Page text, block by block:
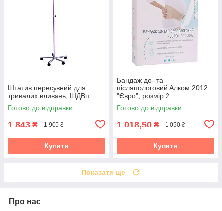
Штатив пересувний для
тривалих вливань, ШДВп
Готово до відправки
1 843 ₴ 1 900 ₴
Купити
Бандаж до- та
післяпологовий Алком 2012
"Євро", розмір 2
Готово до відправки
1 018,50 ₴ 1 050 ₴
Купити
Показати ще
Про нас